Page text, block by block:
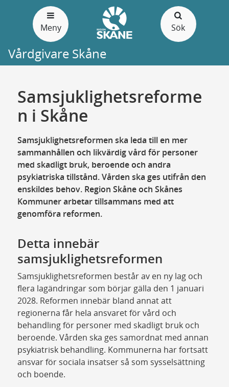
Meny Sök
Vårdgivare Skåne
Samsjuklighetsreforme
n i Skåne
Samsjuklighetsreformen ska leda till en mer
sammanhållen och likvärdig vård för personer
med skadligt bruk, beroende och andra
psykiatriska tillstånd. Vården ska ges utifrån den
enskildes behov. Region Skåne och Skånes
Kommuner arbetar tillsammans med att
genomföra reformen.
Detta innebär
samsjuklighetsreformen
Samsjuklighetsreformen består av en ny lag och
flera lagändringar som börjar gälla den 1 januari
2028. Reformen innebär bland annat att
regionerna får hela ansvaret för vård och
behandling för personer med skadligt bruk och
beroende. Vården ska ges samordnat med annan
psykiatrisk behandling. Kommunerna har fortsatt
ansvar för sociala insatser så som sysselsättning
och boende.